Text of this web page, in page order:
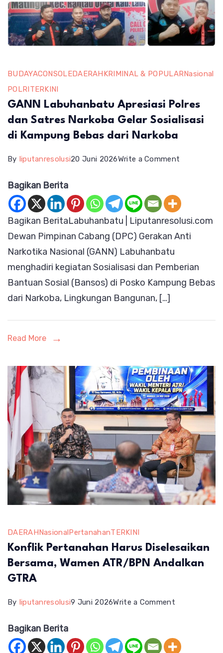
BUDAYACONSOLEDAERAH KRIMINAL & POPULARNasional
POLRI TERKINI
GANN Labuhanbatu Apresiasi Polres
dan Satres Narkoba Gelar Sosialisasi
di Kampung Bebas dari Narkoba
By liputanresolusi20 Juni 2026Write a Comment
Apresiasi
Polres
dan
Narkoba
Gelar
Narkoba
Bagikan Berita
Bagikan BeritaLabuhanbatu | Liputanresolusi.com
Dewan Pimpinan Cabang (DPC) Gerakan Anti
Narkotika Nasional (GANN) Labuhanbatu
menghadiri kegiatan Sosialisasi dan Pemberian
Bantuan Sosial (Bansos) di Posko Kampung Bebas
dari Narkoba, Lingkungan Bangunan, […]
Read More
DAERAHNasionalPertanahanTERKINI
Konflik Pertanahan Harus Diselesaikan
Bersama, Wamen ATR/BPN Andalkan
GTRA
By liputanresolusi9 Juni 2026Write a Commenton
Harus
Bagikan Berita